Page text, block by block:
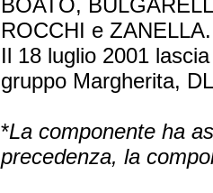
ROCCHI e ZANELLA.
Il 18 luglio 2001
gruppo Margherita,
*La componente ha
precedenza, la